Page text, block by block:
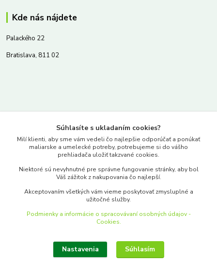
Kde nás nájdete
Palackého 22
Bratislava, 811 02
www.merkantil.sk
Pondelok-Piatok: 9.00-17.00hod.
objednavky@merkantil-obchod.sk
Upraviť zber cookies.
Súhlasíte s ukladaním cookies?
Milí klienti, aby sme vám vedeli čo najlepšie odporúčať a ponúkať
maliarske a umelecké potreby, potrebujeme si do vášho
prehliadača uložiť takzvané cookies.
Niektoré sú nevyhnutné pre správne fungovanie stránky, aby bol
Váš zážitok z nakupovania čo najlepší.
Akceptovaním všetkých vám vieme poskytovať zmysluplné a
užitočné služby.
Podmienky a informácie o spracovávaní osobných údajov -
Cookies.
Nastavenia Súhlasím